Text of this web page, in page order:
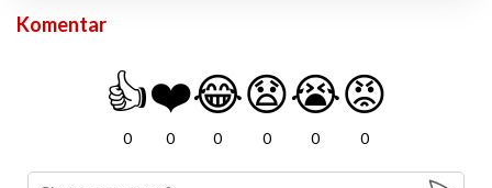
Komentar
👍
0
❤️
0
😂
0
😧
0
😭
0
😡
0